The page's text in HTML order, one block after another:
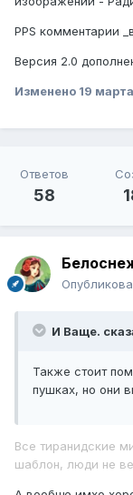
PPS комментарии
Версия 2.0
Изменено 19
Ответов
58
И Ваще.
Также стоит
пушках, но они
Все тиранидские
шаблон, люди не